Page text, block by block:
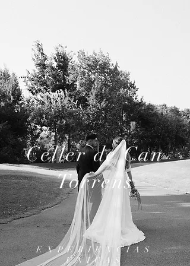
Celler de Can
Torrens
EXPERIENCIAS
ÚNICAS